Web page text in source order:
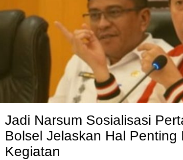
Jadi Narsum Sosialisasi
Bolsel Jelaskan Hal Penting
Kegiatan